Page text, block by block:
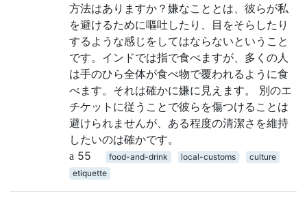
方法はありますか？嫌なこととは、彼らが私
を避けるために嘔吐したり、目をそらしたり
するような感じをしてはならないということ
です。インドでは指で食べますが、多くの人
は手のひら全体が食べ物で覆われるように食
べます。それは確かに嫌に見えます。 別のエ
チケットに従うことで彼らを傷つけることは
避けられませんが、ある程度の清潔さを維持
したいのは確かです。
55
food-and-drink local-customs
culture
etiquette